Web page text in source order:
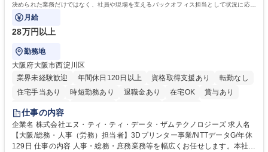
決められた業務だけではなく、社員や現場を支えるバックオフィス担当として状況に応じ
て柔軟に対応いただくことを期待します。
月給
28万円以上
勤務地
大阪府大阪市西淀川区
業界未経験歓迎
年間休日120日以上 資格取得支援あり
転勤なし
住宅手当あり
時短勤務あり 退職金あり 在宅OK
賞与あり
完全週休2日制
仕事の内容
企業名 株式会社エヌ・ティ・ティ・データ・ザムテクノロジーズ 求人名
【大阪/総務・人事（労務）担当者】3Dプリンター事業/NTTデータG/年休
129日 仕事の内容 人事・総務・庶務業務等を幅広くお任せします。本社コ